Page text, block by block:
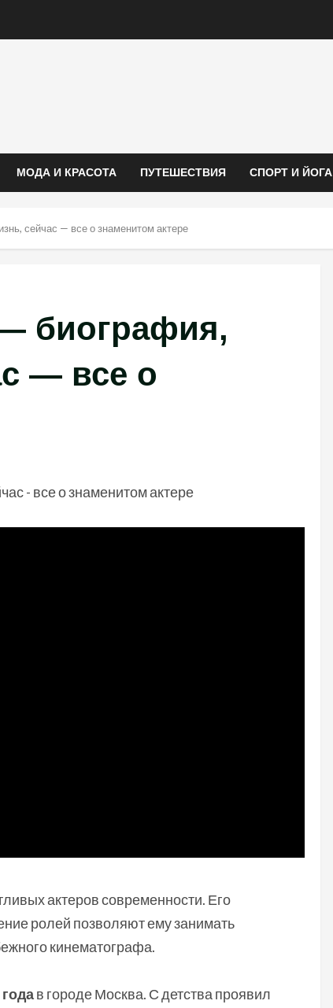
МОДА И КРАСОТА ПУТЕШЕСТВИЯ СПОРТ И ЙОГА
сейчас — все о знаменитом актере
биография,
— все о
актеров современности. Его
ролей позволяют ему занимать
кинематографа.
в городе Москва. С детства проявил